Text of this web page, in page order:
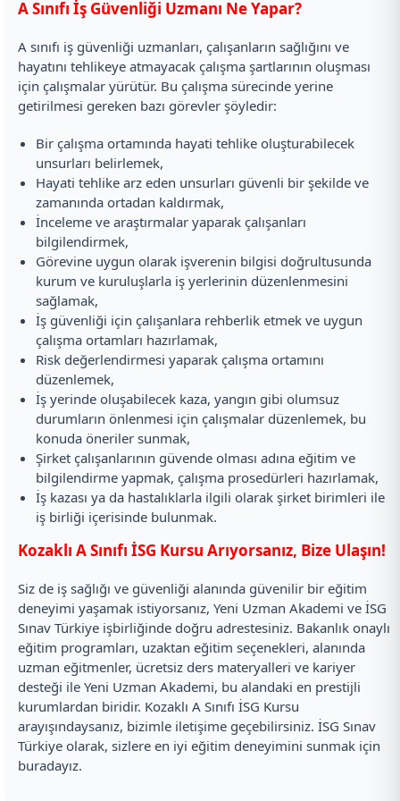
A Sınıfı İş Güvenliği Uzmanı Ne Yapar?
A sınıfı iş güvenliği uzmanları, çalışanların sağlığını ve
hayatını tehlikeye atmayacak çalışma şartlarının oluşması
için çalışmalar yürütür. Bu çalışma sürecinde yerine
getirilmesi gereken bazı görevler şöyledir:
Bir çalışma ortamında hayati tehlike oluşturabilecek
unsurları belirlemek,
Hayati tehlike arz eden unsurları güvenli bir şekilde ve
zamanında ortadan kaldırmak,
İnceleme ve araştırmalar yaparak çalışanları
bilgilendirmek,
Görevine uygun olarak işverenin bilgisi doğrultusunda
kurum ve kuruluşlarla iş yerlerinin düzenlenmesini
sağlamak,
İş güvenliği için çalışanlara rehberlik etmek ve uygun
çalışma ortamları hazırlamak,
Risk değerlendirmesi yaparak çalışma ortamını
düzenlemek,
İş yerinde oluşabilecek kaza, yangın gibi olumsuz
durumların önlenmesi için çalışmalar düzenlemek, bu
konuda öneriler sunmak,
Şirket çalışanlarının güvende olması adına eğitim ve
bilgilendirme yapmak, çalışma prosedürleri hazırlamak,
İş kazası ya da hastalıklarla ilgili olarak şirket birimleri ile
iş birliği içerisinde bulunmak.
Kozaklı A Sınıfı İSG Kursu Arıyorsanız, Bize Ulaşın!
Siz de iş sağlığı ve güvenliği alanında güvenilir bir eğitim
deneyimi yaşamak istiyorsanız, Yeni Uzman Akademi ve İSG
Sınav Türkiye işbirliğinde doğru adrestesiniz. Bakanlık onaylı
eğitim programları, uzaktan eğitim seçenekleri, alanında
uzman eğitmenler, ücretsiz ders materyalleri ve kariyer
desteği ile Yeni Uzman Akademi, bu alandaki en prestijli
kurumlardan biridir. Kozaklı A Sınıfı İSG Kursu
arayışındaysanız, bizimle iletişime geçebilirsiniz. İSG Sınav
Türkiye olarak, sizlere en iyi eğitim deneyimini sunmak için
buradayız.